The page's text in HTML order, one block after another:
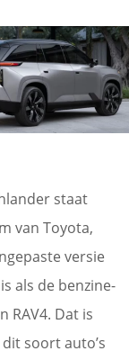
staat
van Toyota,
versie
als de benzine-
RAV4. Dat is
soort auto’s